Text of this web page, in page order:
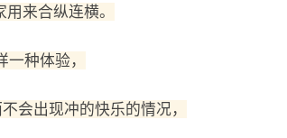
来合纵连横。
种体验，
会出现冲的快乐的情况，